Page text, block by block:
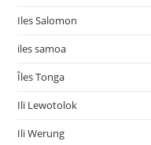
Iles Salomon
iles samoa
Îles Tonga
Ili Lewotolok
Ili Werung